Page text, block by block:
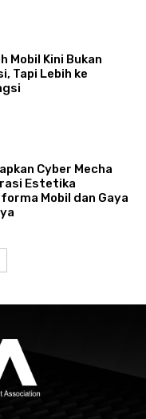
Mobil Kini Bukan
Tapi Lebih ke
Cyber Mecha
Estetika
Mobil dan Gaya